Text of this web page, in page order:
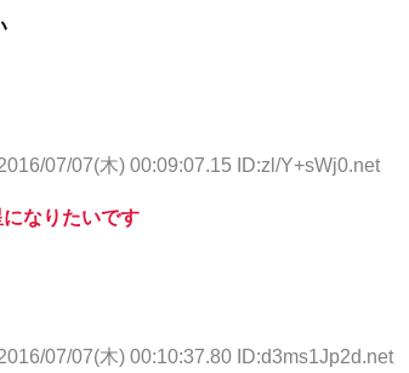
07/07(木) 00:09:07.15 ID:zl/Y+sWj0.net
なりたいです
07/07(木) 00:10:37.80 ID:d3ms1Jp2d.net